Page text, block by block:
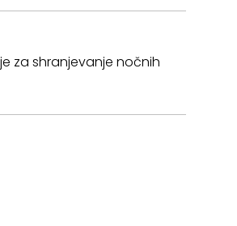
za shranjevanje nočnih